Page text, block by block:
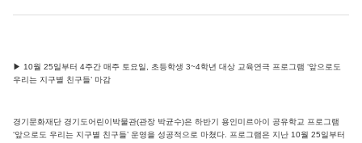
▶ 10월 25일부터 4주간 매주 토요일, 초등학생 3~4학년 대상 교육연극 프로그램 ‘앞으로도
우리는 지구별 친구들’ 마감
경기문화재단 경기도어린이박물관(관장 박균수)은 하반기 용인미르아이 공유학교 프로그램
‘앞으로도 우리는 지구별 친구들’ 운영을 성공적으로 마쳤다. 프로그램은 지난 10월 25일부터